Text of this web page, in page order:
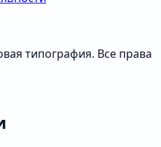
типография. Все права